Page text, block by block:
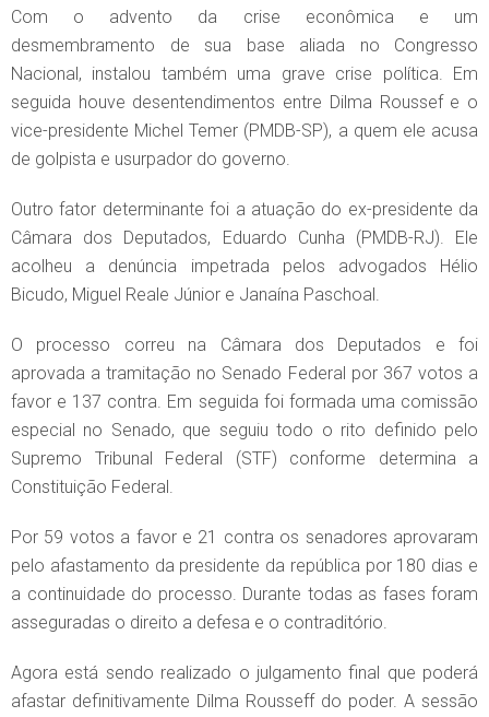
Com o advento da crise econômica e um
desmembramento de sua base aliada no Congresso
Nacional, instalou também uma grave crise política. Em
seguida houve desentendimentos entre Dilma Roussef e o
vice-presidente Michel Temer (PMDB-SP), a quem ele acusa
de golpista e usurpador do governo.
Outro fator determinante foi a atuação do ex-presidente da
Câmara dos Deputados, Eduardo Cunha (PMDB-RJ). Ele
acolheu a denúncia impetrada pelos advogados Hélio
Bicudo, Miguel Reale Júnior e Janaína Paschoal.
O processo correu na Câmara dos Deputados e foi
aprovada a tramitação no Senado Federal por 367 votos a
favor e 137 contra. Em seguida foi formada uma comissão
especial no Senado, que seguiu todo o rito definido pelo
Supremo Tribunal Federal (STF) conforme determina a
Constituição Federal.
Por 59 votos a favor e 21 contra os senadores aprovaram
pelo afastamento da presidente da república por 180 dias e
a continuidade do processo. Durante todas as fases foram
asseguradas o direito a defesa e o contraditório.
Agora está sendo realizado o julgamento final que poderá
afastar definitivamente Dilma Rousseff do poder. A sessão